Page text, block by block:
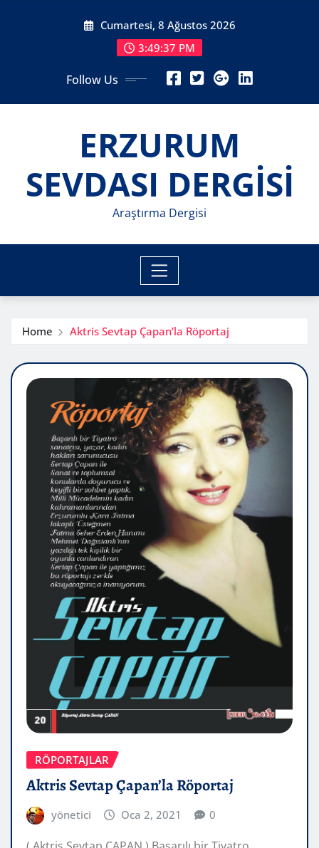
Cumartesi, 8 Ağustos 2026
3:49:38 PM
Follow Us
ERZURUM
SEVDASI DERGİSİ
Araştırma Dergisi
Home Aktris Sevtap Çapan’la Röportaj
RÖPORTAJLAR
Aktris Sevtap Çapan’la Röportaj
yönetici Oca 2, 2021 0